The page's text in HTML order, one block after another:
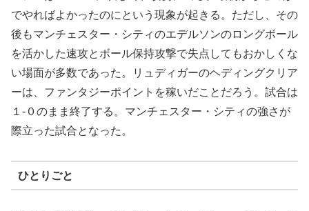
でやればよかったのにという現象が起きる。ただし、その
後もマンチェスター・シティのエデルソンのロングボール
を活かした速攻とボール保持攻撃で失点してもおかしくな
い場面が多数であった。リュディガーのヘディングクリア
ーは、ファンタジーポイントを稼いだことだろう。試合は
１-０のまま終了する。マンチェスター・シティの強さが
際立った試合となった。
ひとりごと